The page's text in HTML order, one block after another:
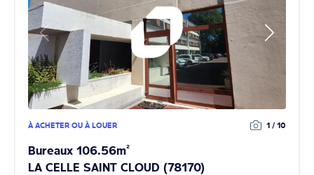
À ACHETER OU À LOUER 1 / 10
Bureaux 106.56m²
LA CELLE SAINT CLOUD (78170)